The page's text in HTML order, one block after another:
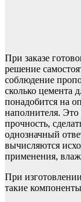
При заказе
решение
соблюдение
сколько цемента
понадобится на
наполнителя.
прочность,
однозначный
вычисляются
применения,
При
такие